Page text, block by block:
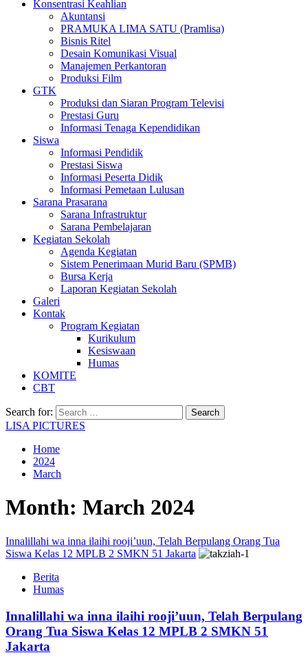
Konsentrasi Keahlian
Akuntansi
PRAMUKA LIMA SATU (Pramlisa)
Bisnis Ritel
Desain Komunikasi Visual
Manajemen Perkantoran
Produksi Film
GTK
Produksi dan Siaran Program Televisi
Prestasi Guru
Informasi Tenaga Kependidikan
Siswa
Informasi Pendidik
Prestasi Siswa
Informasi Peserta Didik
Informasi Pemetaan Lulusan
Sarana Prasarana
Sarana Infrastruktur
Sarana Pembelajaran
Kegiatan Sekolah
Agenda Kegiatan
Sistem Penerimaan Murid Baru (SPMB)
Bursa Kerja
Laporan Kegiatan Sekolah
Galeri
Kontak
Program Kegiatan
Kurikulum
Kesiswaan
Humas
KOMITE
CBT
Search for:
LISA PICTURES
Home
2024
March
Month: March 2024
Innalillahi wa inna ilaihi rooji’uun, Telah Berpulang Orang Tua
Siswa Kelas 12 MPLB 2 SMKN 51 Jakarta
Berita
Humas
Innalillahi wa inna ilaihi rooji’uun, Telah Berpulang
Orang Tua Siswa Kelas 12 MPLB 2 SMKN 51
Jakarta